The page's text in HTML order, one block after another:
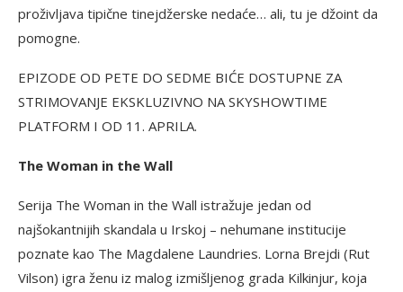
proživljava tipične tinejdžerske nedaće… ali, tu je džoint da
pomogne.
EPIZODE OD PETE DO SEDME BIĆE DOSTUPNE ZA
STRIMOVANJE EKSKLUZIVNO NA SKYSHOWTIME
PLATFORM I OD 11. APRILA.
The Woman in the Wall
Serija The Woman in the Wall istražuje jedan od
najšokantnijih skandala u Irskoj – nehumane institucije
poznate kao The Magdalene Laundries. Lorna Brejdi (Rut
Vilson) igra ženu iz malog izmišljenog grada Kilkinjur, koja